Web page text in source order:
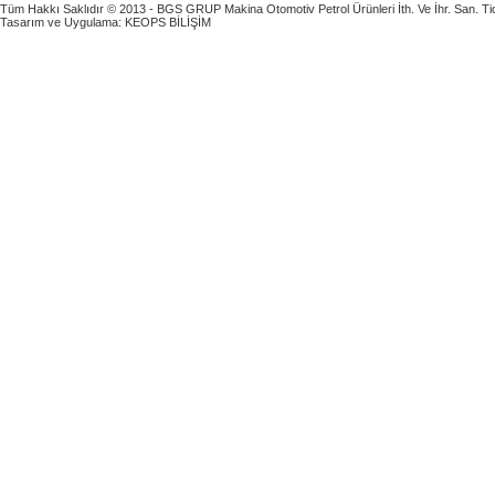
Tüm Hakkı Saklıdır © 2013 - BGS GRUP Makina Otomotiv Petrol Ürünleri İth. Ve İhr. San.
Tasarım ve Uygulama: KEOPS BİLİŞİM